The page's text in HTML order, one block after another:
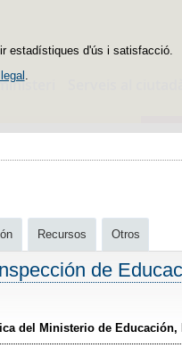
estadístiques d'ús i satisfacció.
Recursos Otros
de
del Ministerio de